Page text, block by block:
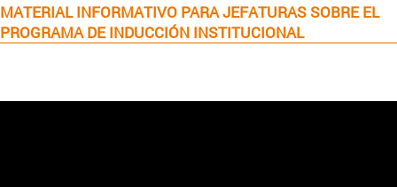
MATERIAL INFORMATIVO PARA JEFATURAS SOBRE EL
PROGRAMA DE INDUCCIÓN INSTITUCIONAL